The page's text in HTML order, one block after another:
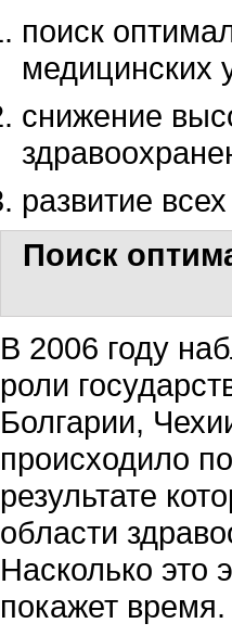
поиск
медицинских
снижение
развитие
Поиск
В 2006 году
роли
Болгарии,
происходило
результате
области
Насколько это
покажет время.